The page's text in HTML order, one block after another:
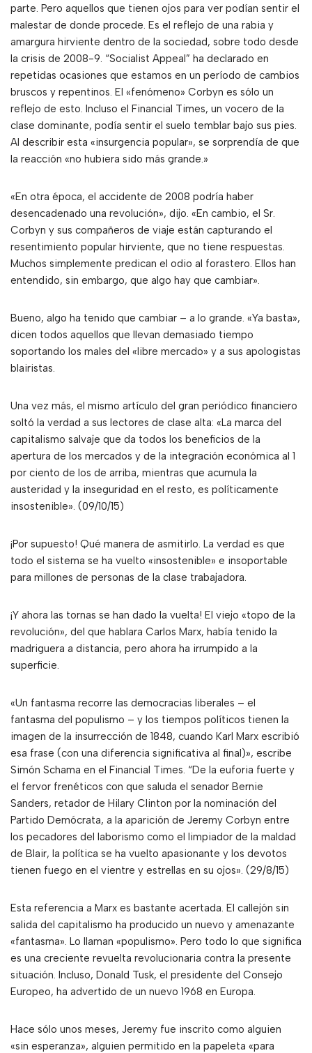
parte. Pero aquellos que tienen ojos para ver podían sentir el
malestar de donde procede. Es el reflejo de una rabia y
amargura hirviente dentro de la sociedad, sobre todo desde
la crisis de 2008-9. “Socialist Appeal” ha declarado en
repetidas ocasiones que estamos en un período de cambios
bruscos y repentinos. El «fenómeno» Corbyn es sólo un
reflejo de esto. Incluso el Financial Times, un vocero de la
clase dominante, podía sentir el suelo temblar bajo sus pies.
Al describir esta «insurgencia popular», se sorprendía de que
la reacción «no hubiera sido más grande.»
«En otra época, el accidente de 2008 podría haber
desencadenado una revolución», dijo. «En cambio, el Sr.
Corbyn y sus compañeros de viaje están capturando el
resentimiento popular hirviente, que no tiene respuestas.
Muchos simplemente predican el odio al forastero. Ellos han
entendido, sin embargo, que algo hay que cambiar».
Bueno, algo ha tenido que cambiar – a lo grande. «Ya basta»,
dicen todos aquellos que llevan demasiado tiempo
soportando los males del «libre mercado» y a sus apologistas
blairistas.
Una vez más, el mismo artículo del gran periódico financiero
soltó la verdad a sus lectores de clase alta: «La marca del
capitalismo salvaje que da todos los beneficios de la
apertura de los mercados y de la integración económica al 1
por ciento de los de arriba, mientras que acumula la
austeridad y la inseguridad en el resto, es políticamente
insostenible». (09/10/15)
¡Por supuesto! Qué manera de asmitirlo. La verdad es que
todo el sistema se ha vuelto «insostenible» e insoportable
para millones de personas de la clase trabajadora.
¡Y ahora las tornas se han dado la vuelta! El viejo «topo de la
revolución», del que hablara Carlos Marx, había tenido la
madriguera a distancia, pero ahora ha irrumpido a la
superficie.
«Un fantasma recorre las democracias liberales – el
fantasma del populismo – y los tiempos políticos tienen la
imagen de la insurrección de 1848, cuando Karl Marx escribió
esa frase (con una diferencia significativa al final)», escribe
Simón Schama en el Financial Times. “De la euforia fuerte y
el fervor frenéticos con que saluda el senador Bernie
Sanders, retador de Hilary Clinton por la nominación del
Partido Demócrata, a la aparición de Jeremy Corbyn entre
los pecadores del laborismo como el limpiador de la maldad
de Blair, la política se ha vuelto apasionante y los devotos
tienen fuego en el vientre y estrellas en su ojos». (29/8/15)
Esta referencia a Marx es bastante acertada. El callejón sin
salida del capitalismo ha producido un nuevo y amenazante
«fantasma». Lo llaman «populismo». Pero todo lo que significa
es una creciente revuelta revolucionaria contra la presente
situación. Incluso, Donald Tusk, el presidente del Consejo
Europeo, ha advertido de un nuevo 1968 en Europa.
Hace sólo unos meses, Jeremy fue inscrito como alguien
«sin esperanza», alguien permitido en la papeleta «para